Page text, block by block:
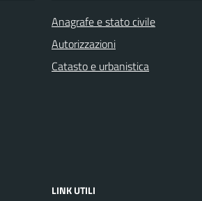
Anagrafe e stato civile
Autorizzazioni
Catasto e urbanistica
LINK UTILI